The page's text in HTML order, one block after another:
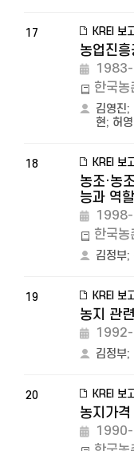
17 KREI 보
농업진
한국농
김영진;
현; 허
18 KREI 보
농조·농
능과 역할
한국농
김정부;
19 KREI 보
농지 관
김정부;
20 KREI 보
농지가